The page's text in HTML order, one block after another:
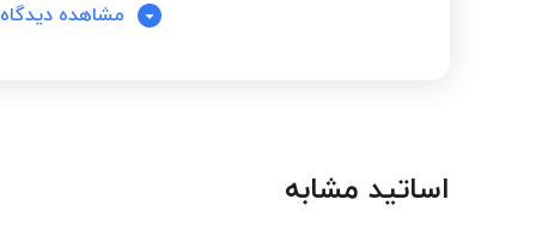
کنترل پروژه
مشاهده
اساتید مشابه